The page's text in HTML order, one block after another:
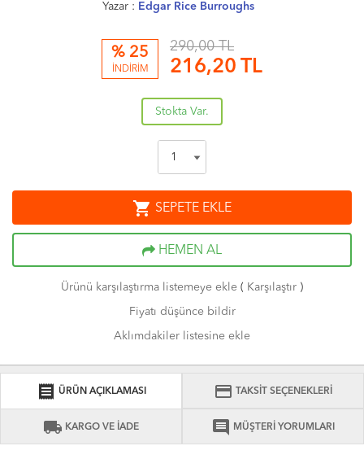
Yazar : Edgar Rice Burroughs
% 25
İNDİRİM
290,00 TL
216,20 TL
Stokta Var.
shopping_cart SEPETE EKLE
HEMEN AL
Ürünü karşılaştırma listemeye ekle ( Karşılaştır )
Fiyatı düşünce bildir
Aklımdakiler listesine ekle
receipt ÜRÜN AÇIKLAMASI credit_card TAKSİT SEÇENEKLERİ
local_shipping KARGO VE İADE comment MÜŞTERİ YORUMLARI